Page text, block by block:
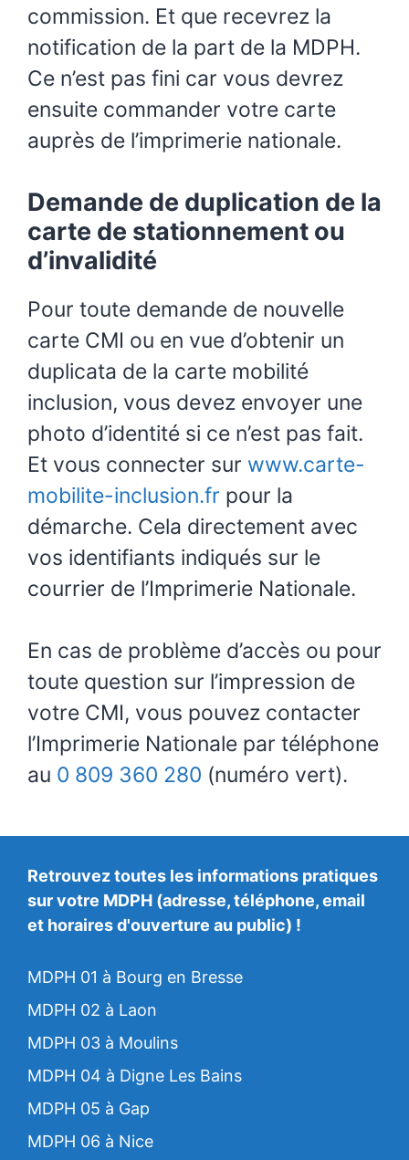
commission. Et que recevrez la
notification de la part de la MDPH.
Ce n’est pas fini car vous devrez
ensuite commander votre carte
auprès de l’imprimerie nationale.
Demande de duplication de la
carte de stationnement ou
d’invalidité
Pour toute demande de nouvelle
carte CMI ou en vue d’obtenir un
duplicata de la carte mobilité
inclusion, vous devez envoyer une
photo d’identité si ce n’est pas fait.
Et vous connecter sur www.carte-
mobilite-inclusion.fr pour la
démarche. Cela directement avec
vos identifiants indiqués sur le
courrier de l’Imprimerie Nationale.
En cas de problème d’accès ou pour
toute question sur l’impression de
votre CMI, vous pouvez contacter
l’Imprimerie Nationale par téléphone
au 0 809 360 280 (numéro vert).
Retrouvez toutes les informations pratiques
sur votre MDPH (adresse, téléphone, email
et horaires d'ouverture au public) !
MDPH 01 à Bourg en Bresse
MDPH 02 à Laon
MDPH 03 à Moulins
MDPH 04 à Digne Les Bains
MDPH 05 à Gap
MDPH 06 à Nice